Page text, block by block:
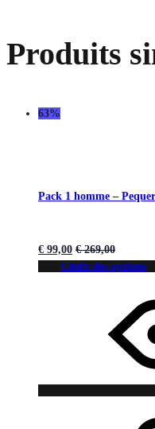
Produits
63%
Pack 1 homme –
€ 99,00 €269,00
Choix des options